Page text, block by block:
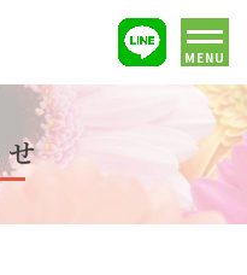
MENU
せ